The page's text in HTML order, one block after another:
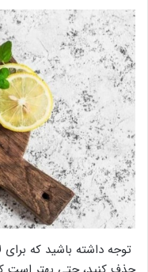
توجه داشته باشید که برای